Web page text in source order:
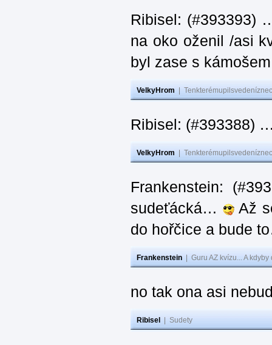
Ribisel: (#393393)
na oko oženil /asi
byl zase s
VelkyHrom
Ribisel: (#393388)
VelkyHrom
Frankenstein:
sudeťácká…
Až
do hořčice a bude
Frankenstein Guru AZ kvízu... A
no tak ona asi
Ribisel Sudety